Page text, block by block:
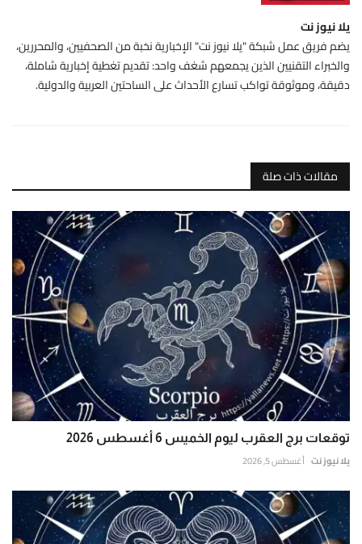
يلا نيوز نت
يضم فريق عمل شبكة "يلا نيوز نت" الإخبارية نخبة من الصحفيين، والمحررين،
والخبراء التقنيين الذين يجمعهم شغف واحد: تقديم تغطية إخبارية شاملة،
دقيقة، وموثوقة تواكب تسارع الأحداث على الساحتين العربية والدولية.
مقالات ذات صلة
توقعات برج العقرب ليوم الخميس 6 أغسطس 2026
يلا نيوز نت أغسطس 5, 2026